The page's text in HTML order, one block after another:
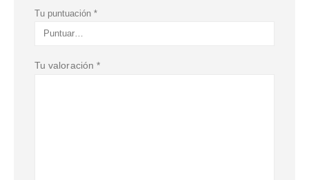
Tu puntuación *
Tu valoración *